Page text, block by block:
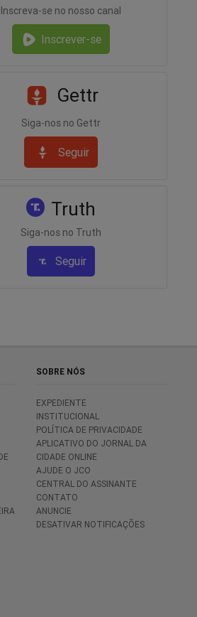
Inscreva-se no nosso canal
Inscrever-se
Gettr
Siga-nos no Gettr
Seguir
Truth
Siga-nos no Truth
Seguir
SOBRE NÓS
EXPEDIENTE
INSTITUCIONAL
POLÍTICA DE PRIVACIDADE
APLICATIVO DO JORNAL DA
CIDADE ONLINE
AJUDE O JCO
CENTRAL DO ASSINANTE
CONTATO
ANUNCIE
DESATIVAR NOTIFICAÇÕES